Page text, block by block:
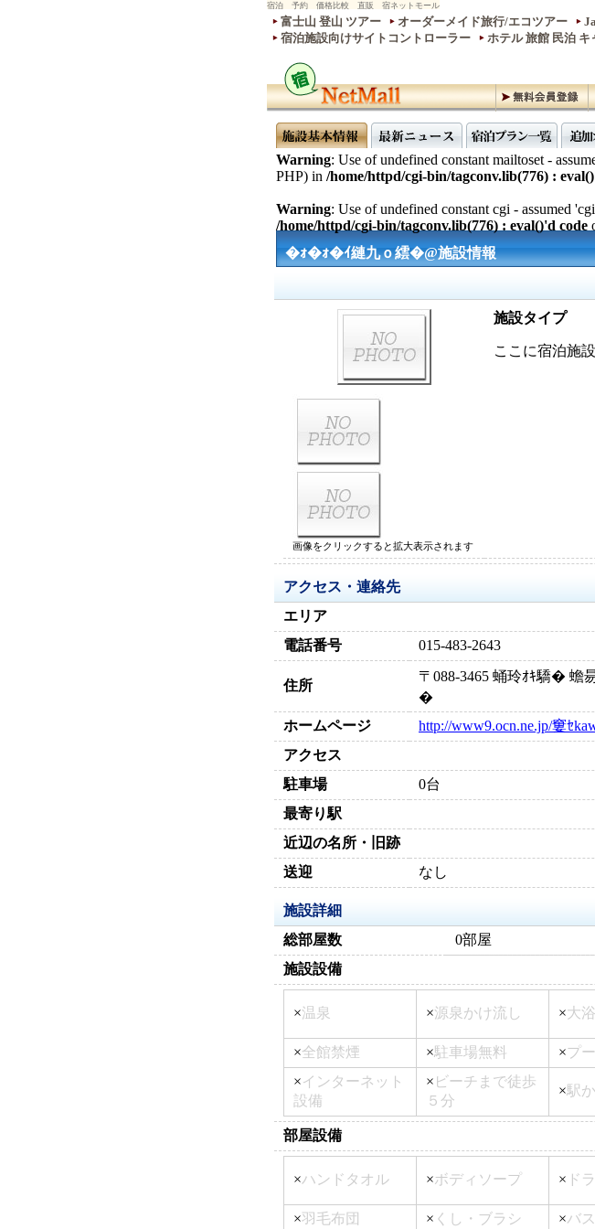
宿泊 予約 価格比較 直販 宿ネットモール
富士山 登山 ツアー オーダーメイド旅行/エコツアー
宿泊施設向けサイトコントローラー
ホテル 旅館 民泊
Warning: Use of undefined constant mailtoset -
PHP) in /home/httpd/cgi-bin/tagconv.lib(776) :
Warning: Use of undefined constant cgi - assumed
/home/httpd/cgi-bin/tagconv.lib(776) : eval()'d code
�ｫ�ｫ�ｲ縺九ｏ繧�@施設情報
施設タイプ
ここに宿泊施
画像をクリックすると拡大表示されます
アクセス・連絡先
エリア
電話番号
015-483-2643
住所
〒088-3465 蛹玲ｵｷ驕� 蟾
�
ホームページ
http://www9.ocn.ne.jp/窶ｾ
アクセス
駐車場
0台
最寄り駅
近辺の名所・旧跡
送迎
なし
施設詳細
総部屋数
0部屋
施設設備
×温泉 ×源泉かけ流し ×大
×全館禁煙 ×駐車場無料 ×プ
×インターネット
設備
× ビーチまで徒歩
５分
×駅
部屋設備
×ハンドタオル ×ボディソープ × ド
×羽毛布団 × くし・ブラシ ×バ